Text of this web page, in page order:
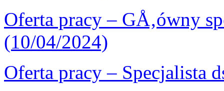
Oferta pracy – GÅ‚ówny
(10/04/2024)
Oferta pracy – Specjalista